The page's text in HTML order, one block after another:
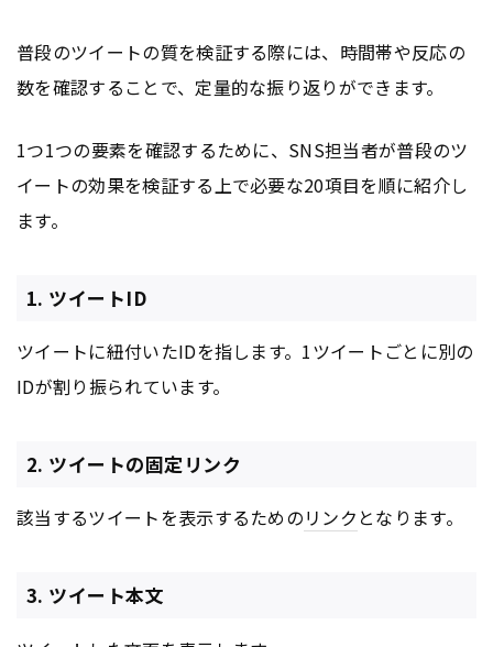
普段のツイートの質を検証する際には、時間帯や反応の
数を確認することで、定量的な振り返りができます。
1つ1つの要素を確認するために、SNS担当者が普段のツ
イートの効果を検証する上で必要な20項目を順に紹介し
ます。
1. ツイートID
ツイートに紐付いたIDを指します。1ツイートごとに別の
IDが割り振られています。
2. ツイートの固定リンク
該当するツイートを表示するためのリンク となります。
3. ツイート本文